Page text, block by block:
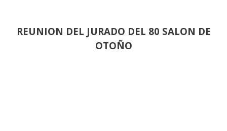
REUNION DEL JURADO DEL 80 SALON DE
OTOÑO